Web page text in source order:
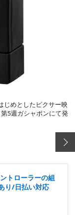
じめとしたピクサー映
5週ガシャポンにて発
トローラーの組
り/日払い対応